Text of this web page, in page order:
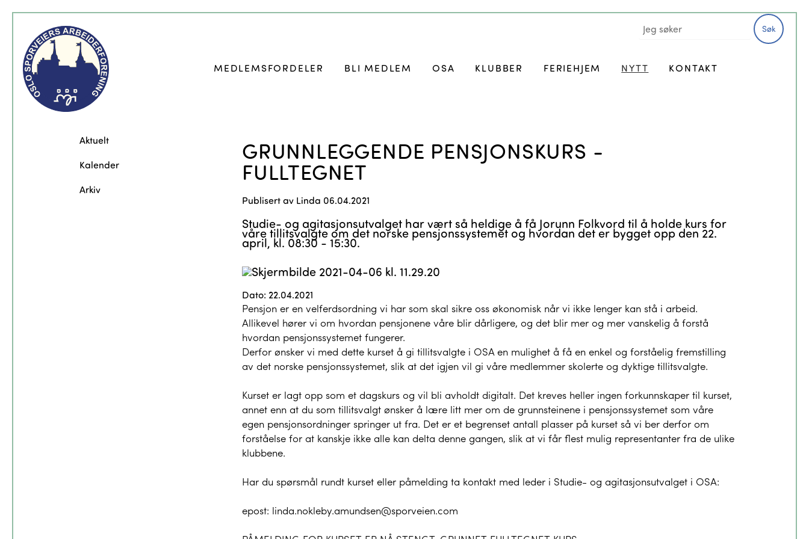
MEDLEMSFORDELER BLI MEDLEM OSA KLUBBER FERIEHJEM NYTT KONTAKT
Søk
Aktuelt
Kalender
Arkiv
GRUNNLEGGENDE PENSJONSKURS -
FULLTEGNET
Publisert av Linda 06.04.2021
Studie- og agitasjonsutvalget har vært så heldige å få Jorunn Folkvord til å holde kurs for
våre tillitsvalgte om det norske pensjonssystemet og hvordan det er bygget opp den 22.
april, kl. 08:30 - 15:30.
Dato: 22.04.2021
Pensjon er en velferdsordning vi har som skal sikre oss økonomisk når vi ikke lenger kan stå i arbeid.
Allikevel hører vi om hvordan pensjonene våre blir dårligere, og det blir mer og mer vanskelig å forstå
hvordan pensjonssystemet fungerer.
Derfor ønsker vi med dette kurset å gi tillitsvalgte i OSA en mulighet å få en enkel og forståelig fremstilling
av det norske pensjonssystemet, slik at det igjen vil gi våre medlemmer skolerte og dyktige tillitsvalgte.
Kurset er lagt opp som et dagskurs og vil bli avholdt digitalt. Det kreves heller ingen forkunnskaper til kurset,
annet enn at du som tillitsvalgt ønsker å lære litt mer om de grunnsteinene i pensjonssystemet som våre
egen pensjonsordninger springer ut fra. Det er et begrenset antall plasser på kurset så vi ber derfor om
forståelse for at kanskje ikke alle kan delta denne gangen, slik at vi får flest mulig representanter fra de ulike
klubbene.
Har du spørsmål rundt kurset eller påmelding ta kontakt med leder i Studie- og agitasjonsutvalget i OSA:
epost: linda.nokleby.amundsen@sporveien.com